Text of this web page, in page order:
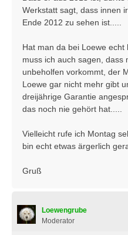
Werkstatt sagt, dass innen
Ende 2012 zu sehen ist.....
Hat man da bei Loewe echt
muss ich auch sagen, dass
unbeholfen vorkommt, der
Loewe gar nicht mehr gibt
dreijährige Garantie
das noch nie gehört hat.....
Vielleicht rufe ich Montag
bin echt etwas ärgerlich
Gruß
Loewengrube
Moderator